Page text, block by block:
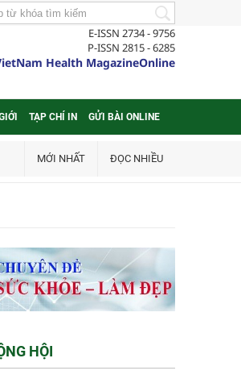
E-ISSN 2734 - 9756
P-ISSN 2815 - 6285
Health MagazineOnline
TẠP CHÍ IN GỬI BÀI ONLINE
MỚI NHẤT ĐỌC NHIỀU
HỘI